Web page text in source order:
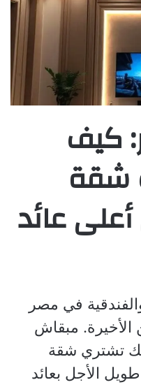
كيف
شقة
عائد
في مصر
الأخيرة. مبقاش
تشتري شقة
الأجل بعائد